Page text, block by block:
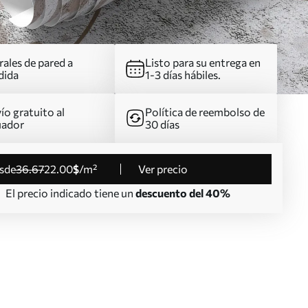
de pared a
Listo para su entrega en
1-3 días hábiles.
gratuito al
Política de reembolso de
30 días
36.6722.00$/m²
Ver precio
El precio indicado tiene un descuento del 40%